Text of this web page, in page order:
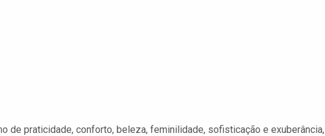
de praticidade, conforto, beleza, feminilidade, sofisticação e exuberância,